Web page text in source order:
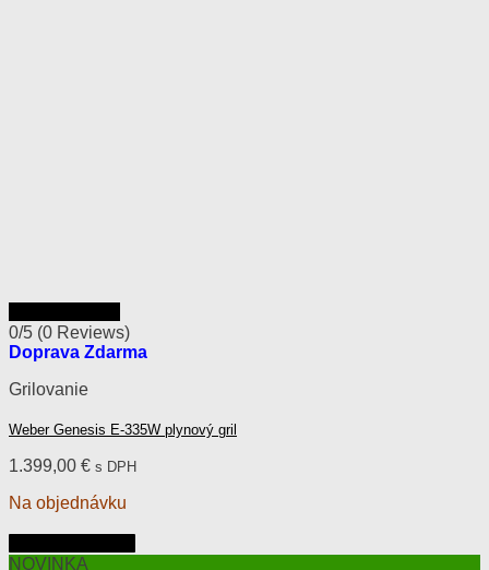
0/5 (0 Reviews)
Doprava Zdarma
Grilovanie
Weber Genesis E-335W plynový gril
1.399,00 € s DPH
Na objednávku
NOVINKA